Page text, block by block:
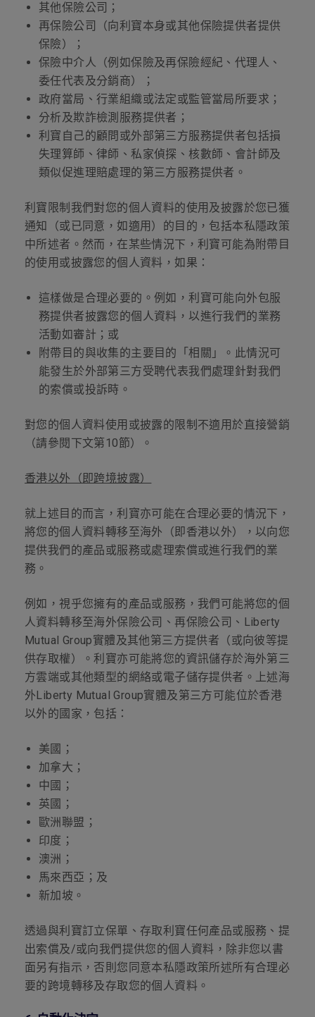
其他保險公司；
再保險公司（向利寶本身或其他保險提供者提供
保險）；
保險中介人（例如保險及再保險經紀、代理人、
委任代表及分銷商）；
政府當局、行業組織或法定或監管當局所要求；
分析及欺詐檢測服務提供者；
利寶自己的顧問或外部第三方服務提供者包括損
失理算師、律師、私家偵探、核數師、會計師及
類似促進理賠處理的第三方服務提供者。
利寶限制我們對您的個人資料的使用及披露於您已獲
通知（或已同意，如適用）的目的，包括本私隱政策
中所述者。然而，在某些情況下，利寶可能為附帶目
的使用或披露您的個人資料，如果：
這樣做是合理必要的。例如，利寶可能向外包服
務提供者披露您的個人資料，以進行我們的業務
活動如審計；或
附帶目的與收集的主要目的「相關」。此情況可
能發生於外部第三方受聘代表我們處理針對我們
的索償或投訴時。
對您的個人資料使用或披露的限制不適用於直接營銷
（請參閱下文第10節）。
香港以外（即跨境披露）
就上述目的而言，利寶亦可能在合理必要的情況下，
將您的個人資料轉移至海外（即香港以外），以向您
提供我們的產品或服務或處理索償或進行我們的業
務。
例如，視乎您擁有的產品或服務，我們可能將您的個
人資料轉移至海外保險公司、再保險公司、 Liberty
Mutual Group實體及其他第三方提供者（或向彼等提
供存取權）。利寶亦可能將您的資訊儲存於海外第三
方雲端或其他類型的網絡或電子儲存提供者。上述海
外Liberty Mutual Group實體及第三方可能位於香港
以外的國家，包括：
美國；
加拿大；
中國；
英國；
歐洲聯盟；
印度；
澳洲；
馬來西亞；及
新加坡。
透過與利寶訂立保單、存取利寶任何產品或服務、提
出索償及/或向我們提供您的個人資料，除非您以書
面另有指示，否則您同意本私隱政策所述所有合理必
要的跨境轉移及存取您的個人資料。